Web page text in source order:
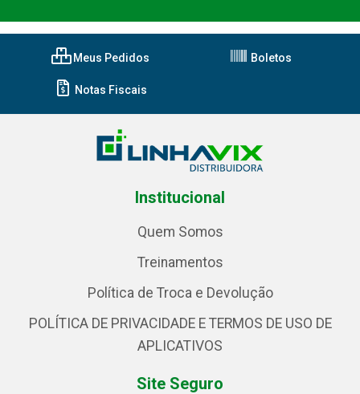
Meus Pedidos Boletos
Notas Fiscais
Institucional
Quem Somos
Treinamentos
Política de Troca e Devolução
POLÍTICA DE PRIVACIDADE E TERMOS DE USO DE
APLICATIVOS
Site Seguro